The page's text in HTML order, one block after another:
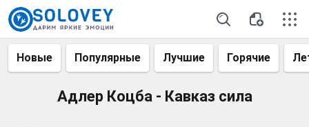
Новые Популярные Лучшие Горячие
Адлер Коцба - Кавказ сила